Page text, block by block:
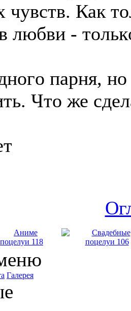
Как
любви -
парня,
Чтο же
Галерея